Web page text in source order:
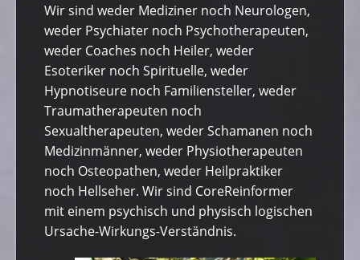
Wir sind weder Mediziner noch Neurologen,
weder Psychiater noch Psychotherapeuten,
weder Coaches noch Heiler, weder
Esoteriker noch Spirituelle, weder
Hypnotiseure noch Familiensteller, weder
Traumatherapeuten noch
Sexualtherapeuten, weder Schamanen noch
Medizinmänner, weder Physiotherapeuten
noch Osteopathen, weder Heilpraktiker
noch Hellseher. Wir sind CoreReinformer
mit einem psychisch und physisch logischen
Ursache-Wirkungs-Verständnis.